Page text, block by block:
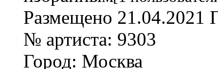
Размещено 21.04.2021
№ артиста: 9303
Город: Москва